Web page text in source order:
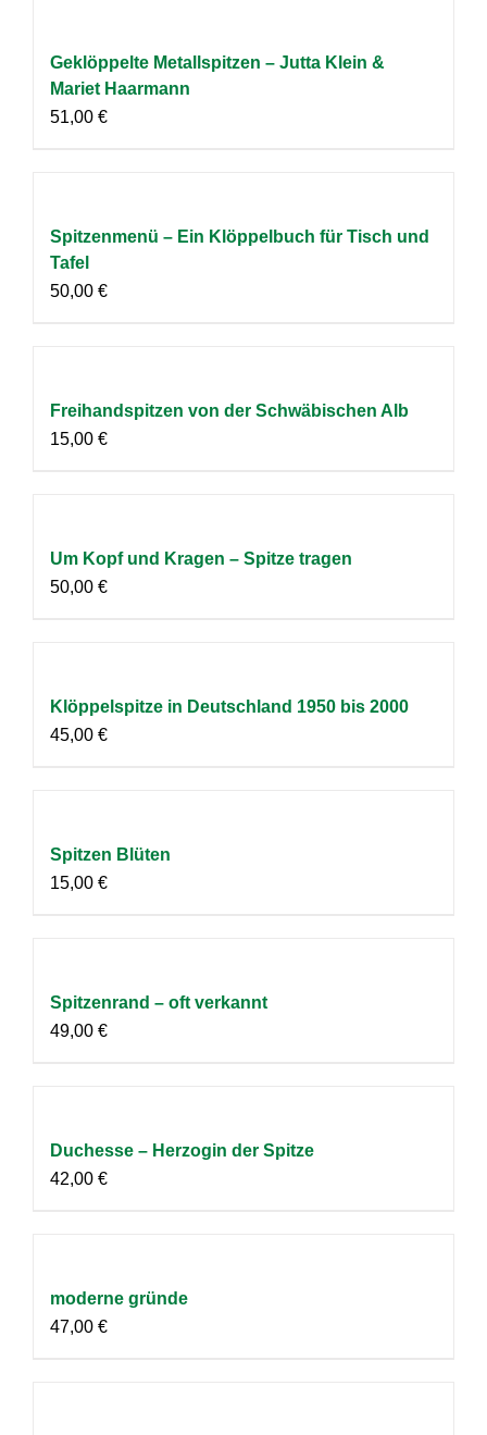
Geklöppelte Metallspitzen – Jutta Klein &
Mariet Haarmann
51,00 €
Spitzenmenü – Ein Klöppelbuch für Tisch und
Tafel
50,00 €
Freihandspitzen von der Schwäbischen Alb
15,00 €
Um Kopf und Kragen – Spitze tragen
50,00 €
Klöppelspitze in Deutschland 1950 bis 2000
45,00 €
Spitzen Blüten
15,00 €
Spitzenrand – oft verkannt
49,00 €
Duchesse – Herzogin der Spitze
42,00 €
moderne gründe
47,00 €